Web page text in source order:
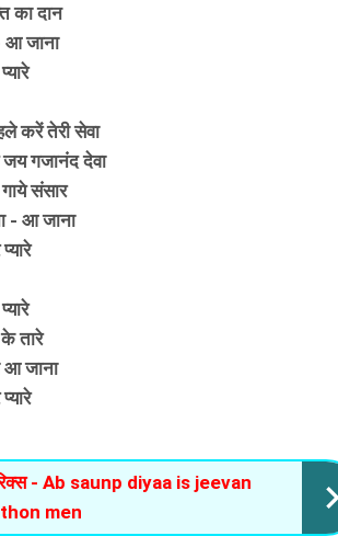
का दान
आ जाना
करें तेरी सेवा
गजानंद देवा
संसार
- आ जाना
तारे
आ जाना
- Ab saunp diyaa is jeevan
men